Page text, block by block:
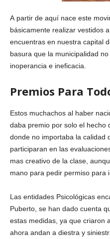
A partir de aquí nace este
básicamente realizar vestidos
encuentras en nuestra capital
basura que la municipalidad
inoperancia e ineficacia.
Premios Para
Estos muchachos al haber
daba premio por solo el hecho
donde no importaba la calidad
participaran en las
mas creativo de la clase,
mano para pedir permiso para
Las entidades Psicológicas
Puberto, se han dado cuenta
estas medidas, ya que criaron
ahora andan a diestra y